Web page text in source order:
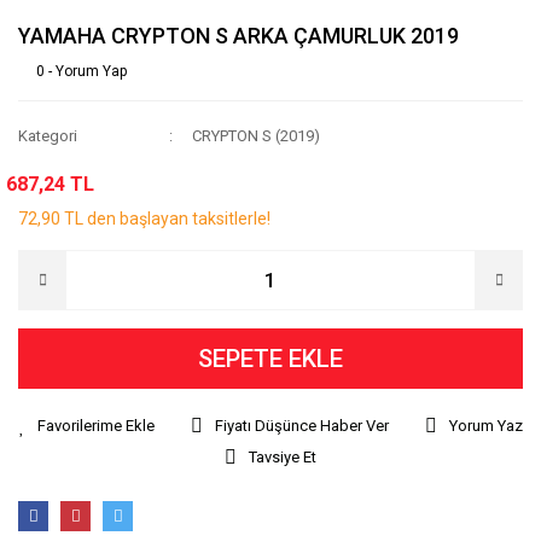
YAMAHA CRYPTON S ARKA ÇAMURLUK 2019
0 - Yorum Yap
Kategori CRYPTON S (2019)
687,24 TL
72,90 TL den başlayan taksitlerle!
SEPETE EKLE
Fiyatı Düşünce Haber Ver
Yorum Yaz
Tavsiye Et